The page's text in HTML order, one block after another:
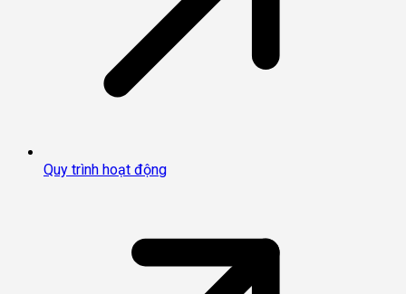
Quy trình hoạt động